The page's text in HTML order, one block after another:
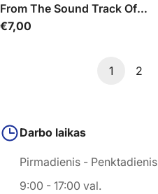
From The Sound Track Of
American Graffiti
Įprasta
€7,00
1 2
Darbo laikas
Pirmadienis - Penktadienis
9:00 - 17:00 val.